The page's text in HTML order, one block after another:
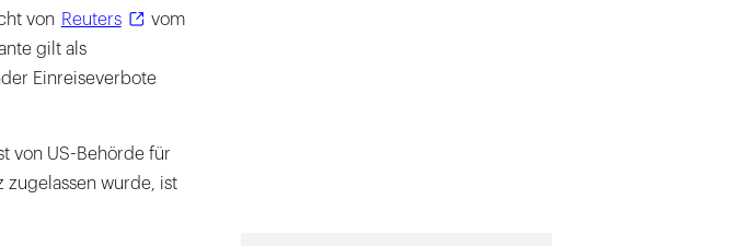
von Reuters
vom
gilt als
Einreiseverbote
von US-Behörde für
zugelassen wurde, ist